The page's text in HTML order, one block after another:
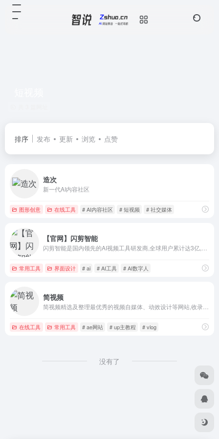
排序 发布 更新 浏览 点赞
造次
新一代AI内容社区
图形创意 在线工具 # AI内容社区 # 短视频 # 社交媒体
【官网】闪剪智能
常用工具 界面设计 # ai # AI工具 # AI数字人
简视频
在线工具 常用工具 # ae网站 # up主教程 # vlog
没有了